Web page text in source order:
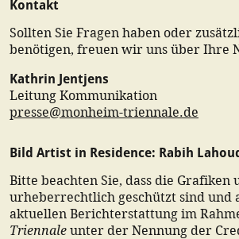
Kontakt
Sollten Sie Fragen haben oder
benötigen, freuen wir uns über Ihre
Kathrin Jentjens
Leitung Kommunikation
presse@monheim-triennale.de
Bild Artist in Residence: Rabih
Bitte beachten Sie, dass die Grafiken
urheberrechtlich geschützt sind und
aktuellen Berichterstattung im
Triennale unter der Nennung der